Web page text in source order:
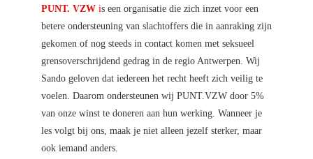
PUNT. VZW is een organisatie die zich inzet voor een
betere ondersteuning van slachtoffers die in aanraking zijn
gekomen of nog steeds in contact komen met seksueel
grensoverschrijdend gedrag in de regio Antwerpen. Wij
Sando geloven dat iedereen het recht heeft zich veilig te
voelen. Daarom ondersteunen wij PUNT.VZW door 5%
van onze winst te doneren aan hun werking. Wanneer je
les volgt bij ons, maak je niet alleen jezelf sterker, maar
ook iemand anders.